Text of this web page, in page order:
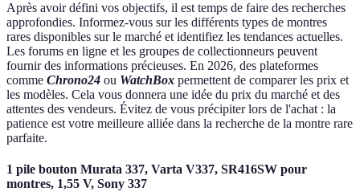
Après avoir défini vos objectifs, il est temps de faire des recherches
approfondies. Informez-vous sur les différents types de montres
rares disponibles sur le marché et identifiez les tendances actuelles.
Les forums en ligne et les groupes de collectionneurs peuvent
fournir des informations précieuses. En 2026, des plateformes
comme Chrono24 ou WatchBox permettent de comparer les prix et
les modèles. Cela vous donnera une idée du prix du marché et des
attentes des vendeurs. Évitez de vous précipiter lors de l'achat : la
patience est votre meilleure alliée dans la recherche de la montre rare
parfaite.
1 pile bouton Murata 337, Varta V337, SR416SW pour
montres, 1,55 V, Sony 337